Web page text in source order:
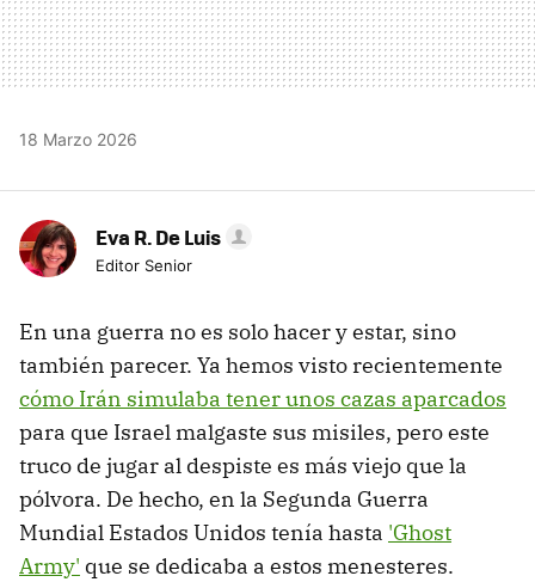
18 Marzo 2026
Eva R. De Luis
Editor Senior
En una guerra no es solo hacer y estar, sino
también parecer. Ya hemos visto recientemente
cómo Irán simulaba tener unos cazas aparcados
para que Israel malgaste sus misiles, pero este
truco de jugar al despiste es más viejo que la
pólvora. De hecho, en la Segunda Guerra
Mundial Estados Unidos tenía hasta 'Ghost
Army' que se dedicaba a estos menesteres.